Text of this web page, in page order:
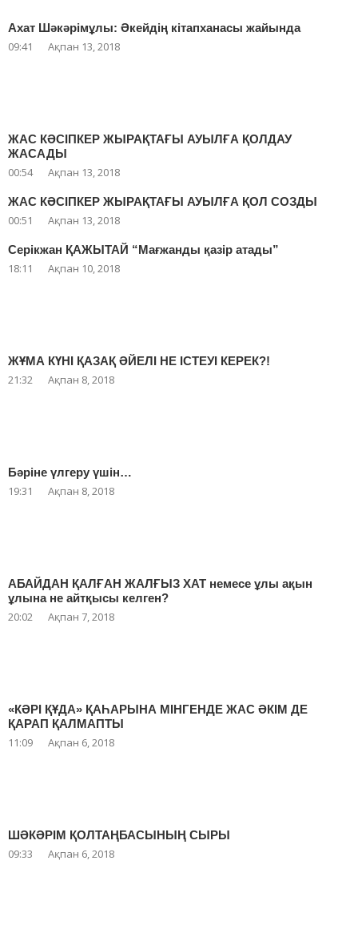
Ахат Шәкәрімұлы: Әкейдің кітапханасы жайында
09:41 Ақпан 13, 2018
ЖАС КӘСІПКЕР ЖЫРАҚТАҒЫ АУЫЛҒА ҚОЛДАУ
ЖАСАДЫ
00:54 Ақпан 13, 2018
ЖАС КӘСІПКЕР ЖЫРАҚТАҒЫ АУЫЛҒА ҚОЛ СОЗДЫ
00:51 Ақпан 13, 2018
Серікжан ҚАЖЫТАЙ “Мағжанды қазір атады”
18:11 Ақпан 10, 2018
ЖҰМА КҮНІ ҚАЗАҚ ӘЙЕЛІ НЕ ІСТЕУІ КЕРЕК?!
21:32 Ақпан 8, 2018
Бәріне үлгеру үшін…
19:31 Ақпан 8, 2018
АБАЙДАН ҚАЛҒАН ЖАЛҒЫЗ ХАТ немесе ұлы ақын
ұлына не айтқысы келген?
20:02 Ақпан 7, 2018
«КӘРІ ҚҰДА» ҚАҺАРЫНА МІНГЕНДЕ ЖАС ӘКІМ ДЕ
ҚАРАП ҚАЛМАПТЫ
11:09 Ақпан 6, 2018
ШӘКӘРІМ ҚОЛТАҢБАСЫНЫҢ СЫРЫ
09:33 Ақпан 6, 2018